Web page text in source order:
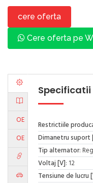
cere oferta
Cere oferta pe
OE
OE
Specificatii
Restrictiile
Dimanetru suport
Tip alternator:
Voltaj [V]: 12
Tensiune de lucru